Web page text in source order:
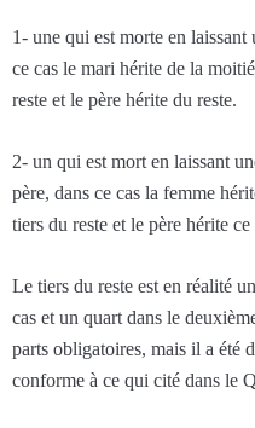
1- une qui est morte en
ce cas le mari hérite de la
reste et le père hérite du reste.
2- un qui est mort en laissant
père, dans ce cas la femme
tiers du reste et le père hérite ce
Le tiers du reste est en réalité
cas et un quart dans le
parts obligatoires, mais il a été
conforme à ce qui cité dans le